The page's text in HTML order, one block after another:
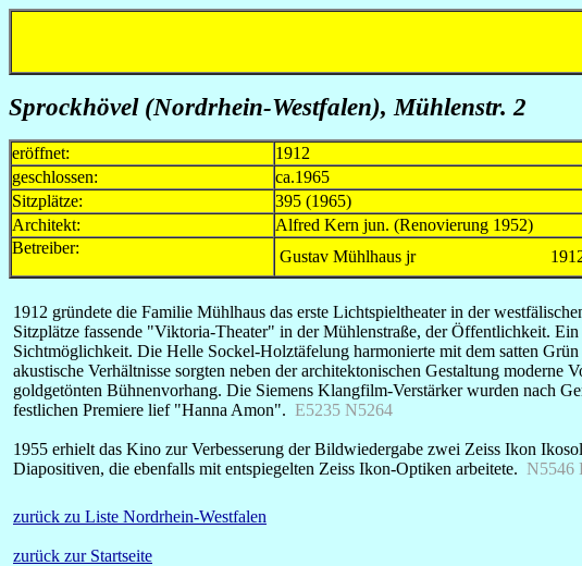
Sprockhövel (Nordrhein-Westfalen), Mühlenstr. 2
eröffnet:
1912
geschlossen:
ca.1965
Sitzplätze:
395 (1965)
Architekt:
Alfred Kern jun. (Renovierung 1952)
Betreiber:
Gustav Mühlhaus jr
1912 gründete die Familie Mühlhaus das erste Lichtspieltheater in der
Sitzplätze fassende "Viktoria-Theater" in der Mühlenstraße, der Öffentlichkeit.
Sichtmöglichkeit. Die Helle Sockel-Holztäfelung harmonierte mit dem satten
akustische Verhältnisse sorgten neben der architektonischen Gestaltung
goldgetönten Bühnenvorhang. Die Siemens Klangfilm-Verstärker wurden nach
festlichen Premiere lief "Hanna Amon". E5235 N5264
1955 erhielt das Kino zur Verbesserung der Bildwiedergabe zwei Zeiss Ikon
Diapositiven, die ebenfalls mit entspiegelten Zeiss Ikon-Optiken arbeitete. N5546
zurück zu Liste Nordrhein-Westfalen
zurück zur Startseite